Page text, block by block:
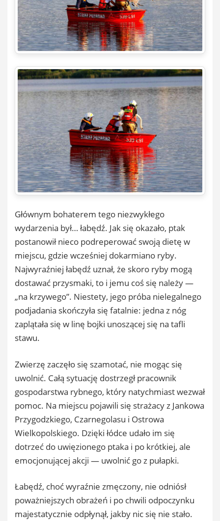
Głównym bohaterem tego niezwykłego
wydarzenia był… łabędź. Jak się okazało, ptak
postanowił nieco podreperować swoją dietę w
miejscu, gdzie wcześniej dokarmiano ryby.
Najwyraźniej łabędź uznał, że skoro ryby mogą
dostawać przysmaki, to i jemu coś się należy —
„na krzywego”. Niestety, jego próba nielegalnego
podjadania skończyła się fatalnie: jedna z nóg
zaplątała się w linę bojki unoszącej się na tafli
stawu.
Zwierzę zaczęło się szamotać, nie mogąc się
uwolnić. Całą sytuację dostrzegł pracownik
gospodarstwa rybnego, który natychmiast wezwał
pomoc. Na miejscu pojawili się strażacy z Jankowa
Przygodzkiego, Czarnegolasu i Ostrowa
Wielkopolskiego. Dzięki łódce udało im się
dotrzeć do uwięzionego ptaka i po krótkiej, ale
emocjonującej akcji — uwolnić go z pułapki.
Łabędź, choć wyraźnie zmęczony, nie odniósł
poważniejszych obrażeń i po chwili odpoczynku
majestatycznie odpłynął, jakby nic się nie stało.